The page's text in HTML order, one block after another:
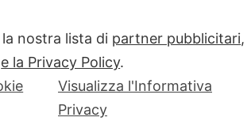
9,4% di
quota
la
dagli 11
il ciclo
per
e
nostra lista di partner pubblicitari,
e la Privacy Policy.
Visualizza l'Informativa
Privacy